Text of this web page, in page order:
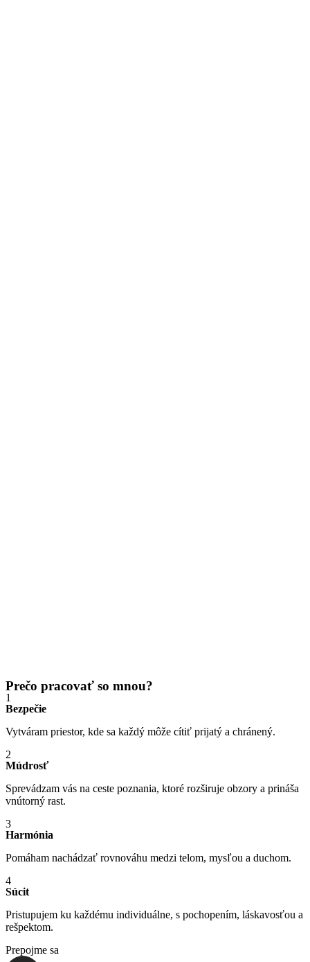
Prečo pracovať so mnou?
1
Bezpečie
Vytváram priestor, kde sa každý môže cítiť prijatý a chránený.
2
Múdrosť
Sprevádzam vás na ceste poznania, ktoré rozširuje obzory a prináša
vnútorný rast.
3
Harmónia
Pomáham nachádzať rovnováhu medzi telom, mysľou a duchom.
4
Súcit
Pristupujem ku každému individuálne, s pochopením, láskavosťou a
rešpektom.
Prepojme sa